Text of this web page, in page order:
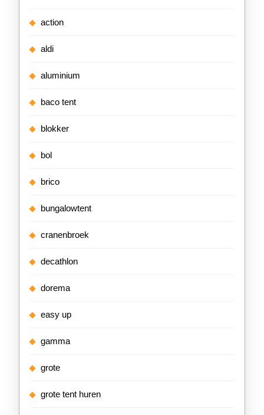
action
aldi
aluminium
baco tent
blokker
bol
brico
bungalowtent
cranenbroek
decathlon
dorema
easy up
gamma
grote
grote tent huren